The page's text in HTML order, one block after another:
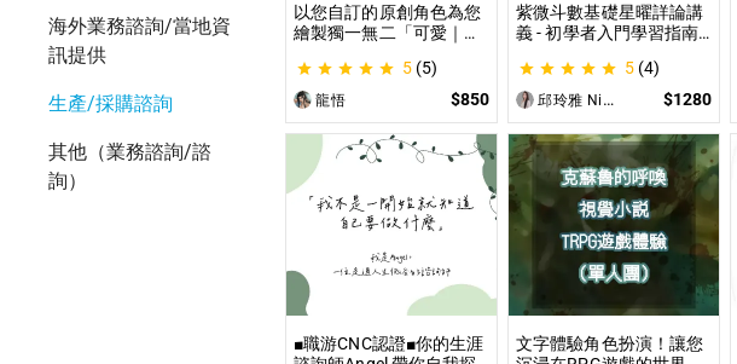
海外業務諮詢/當地資
訊提供
生產/採購諮詢
其他（業務諮詢/諮
詢）
以您自訂的原創角色為您
繪製獨一無二「可愛｜美
業繪師將繪製1張可自行
指定「表情」和「動作」
的理想頭貼！
5 (5)
龍悟 $850
紫微斗數基礎星曜詳論講
義 - 初學者入門學習指南
道自己的命宮？初學者自
學最佳工具書，淺顯易懂
不藏私！
5 (4)
邱玲雅 Nina $1280
■職游CNC認證■你的生涯
文字體驗角色扮演！讓您